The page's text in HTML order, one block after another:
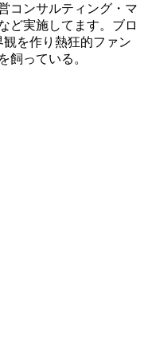
コンサルティング・マ
ど実施してます。ブロ
を作り熱狂的ファン
飼っている。